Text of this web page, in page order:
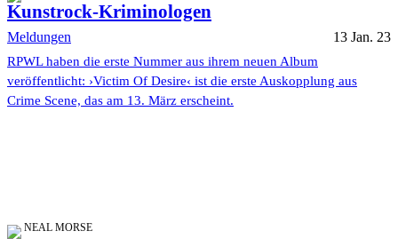
Kunstrock-Kriminologen
Meldungen 13 Jan. 23
RPWL haben die erste Nummer aus ihrem neuen Album
veröffentlicht: ›Victim Of Desire‹ ist die erste Auskopplung aus
Crime Scene, das am 13. März erscheint.
NEAL MORSE